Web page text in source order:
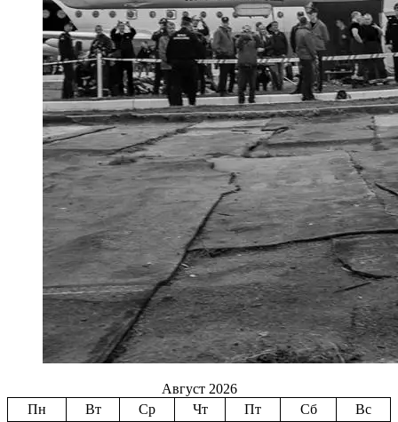
Август 2026
Пн
Вт Ср Чт Пт Сб Вс